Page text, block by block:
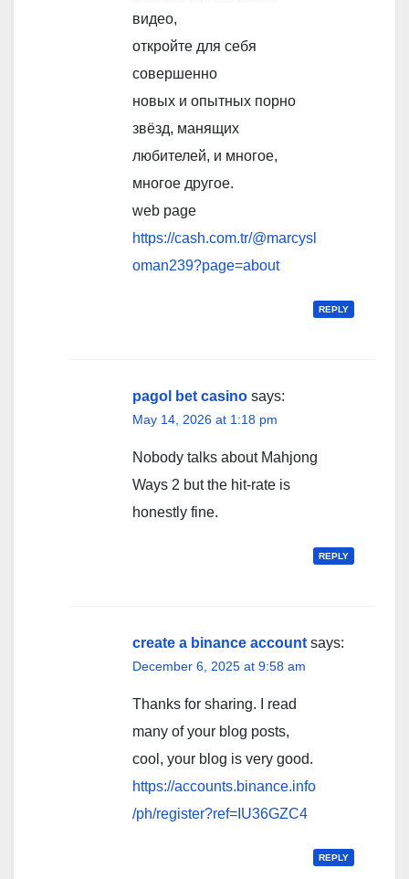
видео,
откройте для себя
совершенно
новых и опытных порно
звёзд, манящих
любителей, и многое,
многое другое.
web page
https://cash.com.tr/@marcysl
oman239?page=about
REPLY
pagol bet casino says:
May 14, 2026 at 1:18 pm
Nobody talks about Mahjong
Ways 2 but the hit-rate is
honestly fine.
REPLY
create a binance account says:
December 6, 2025 at 9:58 am
Thanks for sharing. I read
many of your blog posts,
cool, your blog is very good.
https://accounts.binance.info
/ph/register?ref=IU36GZC4
REPLY